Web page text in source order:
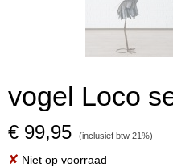
vogel Loco
€ 99,95 (inclusief btw 21%)
✘ Niet op voorraad